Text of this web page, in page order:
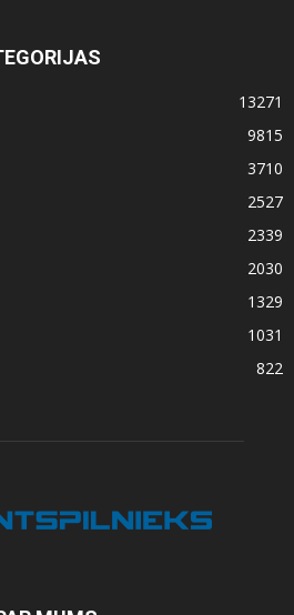
13271
9815
3710
2527
2339
2030
1329
1031
822